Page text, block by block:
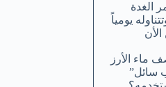
الغدة
يومياً
ماء الأرز
سائل”